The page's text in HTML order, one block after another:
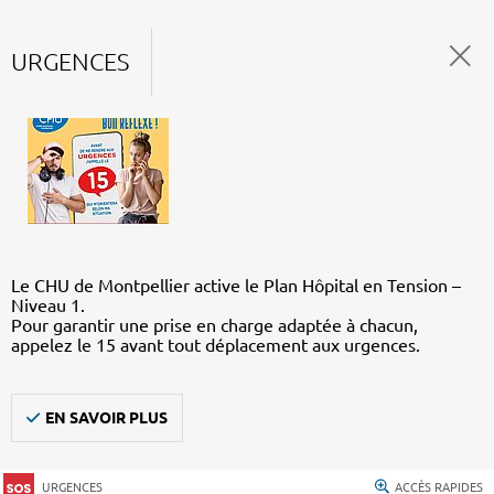
URGENCES
Le CHU de Montpellier active le Plan Hôpital en Tension –
Niveau 1.
Pour garantir une prise en charge adaptée à chacun,
appelez le 15 avant tout déplacement aux urgences.
EN SAVOIR PLUS
URGENCES ACCÈS RAPIDES